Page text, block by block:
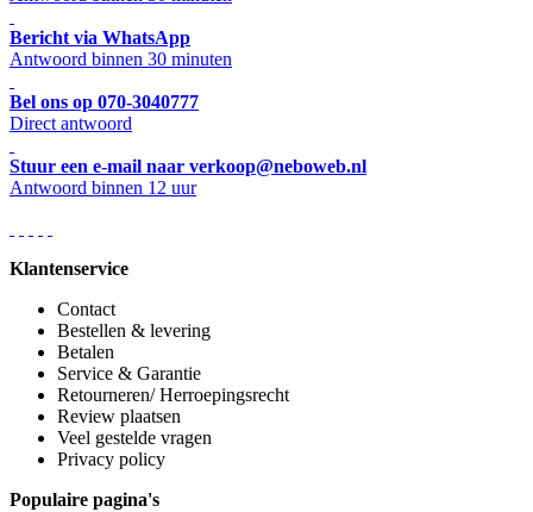
Bericht via WhatsApp
Antwoord binnen 30 minuten
Bel ons op 070-3040777
Direct antwoord
Stuur een e-mail naar verkoop@neboweb.nl
Antwoord binnen 12 uur
Klantenservice
Contact
Bestellen & levering
Betalen
Service & Garantie
Retourneren/ Herroepingsrecht
Review plaatsen
Veel gestelde vragen
Privacy policy
Populaire pagina's